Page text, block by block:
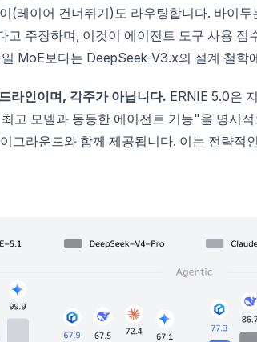
(레이어 건너뛰기)도 라우팅합니다. 바이
고 주장하며, 이것이 에이전트 도구 사용
MoE보다는 DeepSeek-V3.x의 설계 철학
라인이며, 각주가 아닙니다. ERNIE 5.0은
고 모델과 동등한 에이전트 기능"을 명시
그라운드와 함께 제공됩니다. 이는 전략적